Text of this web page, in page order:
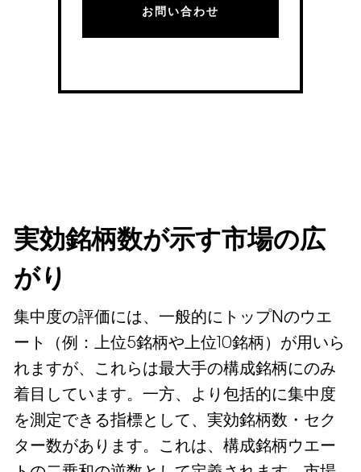
お問い合わせ
実効銘柄数が示す市場の広
がり
集中度の評価には、一般的にトップNのウエ
ート（例：上位5銘柄や上位10銘柄）が用いら
れますが、これらは最大手の構成銘柄にのみ
着目しています。一方、より包括的に集中度
を測定できる指標として、実効銘柄数・セク
ター数があります。これは、構成銘柄ウエー